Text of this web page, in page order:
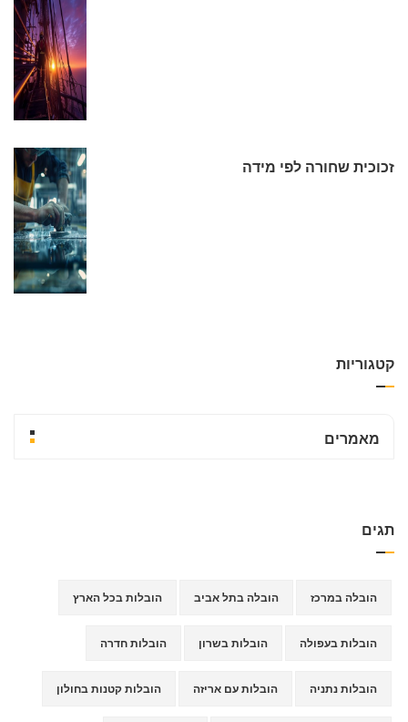
זכוכית שחורה לפי מידה
קטגוריות
מאמרים
תגים
הובלה במרכז הובלה בתל אביב הובלות בכל הארץ
הובלות בעפולה הובלות בשרון הובלות חדרה
הובלות נתניה הובלות עם אריזה הובלות קטנות בחולון